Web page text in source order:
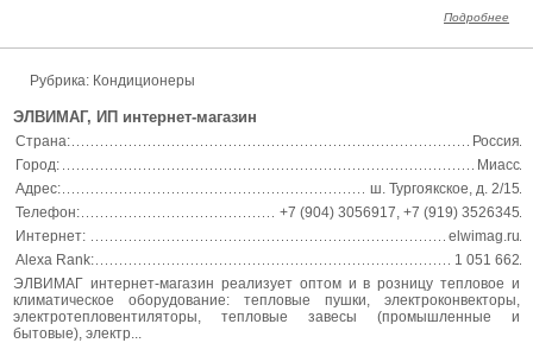
Подробнее
Рубрика: Кондиционеры
ЭЛВИМАГ, ИП интернет-магазин
Страна:
Россия
Город:
Миасс
Адрес:
ш. Тургоякское, д. 2/15
Телефон:
+7 (904) 3056917, +7 (919) 3526345
Интернет:
elwimag.ru
Alexa Rank:
1 051 662
ЭЛВИМАГ интернет-магазин реализует оптом и в розницу тепловое и
климатическое оборудование: тепловые пушки, электроконвекторы,
электротепловентиляторы, тепловые завесы (промышленные и
бытовые), электр...